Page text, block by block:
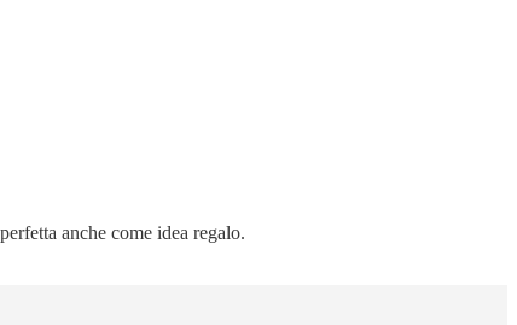
anche come idea regalo.